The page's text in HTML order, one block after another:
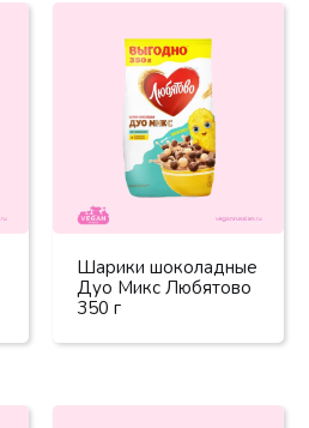
Шарики шоколадные
Дуо Микс Любятово
350 г